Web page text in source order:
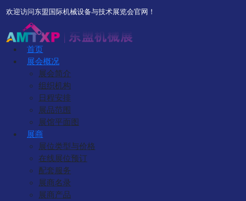
欢迎访问东盟国际机械设备与技术展览会官网！
首页
展会概况
展会简介
组织机构
日程安排
展品范围
展馆平面图
展商
展位类型与价格
在线展位预订
配套服务
展商名录
展商产品